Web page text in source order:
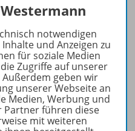
notwendigen
und Anzeigen zu
für soziale Medien
Zugriffe auf unserer
geben wir
unserer Webseite an
Medien, Werbung und
Partner führen diese
mit weiteren